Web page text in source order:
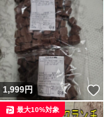
1,999円
最大10%対象